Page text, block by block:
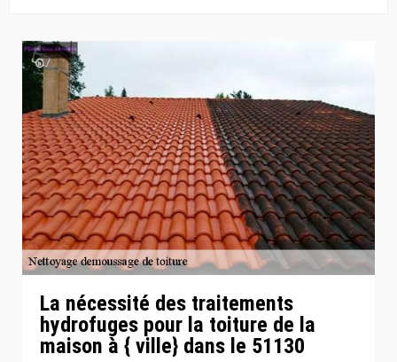
La nécessité des traitements
hydrofuges pour la toiture de la
maison à { ville} dans le 51130